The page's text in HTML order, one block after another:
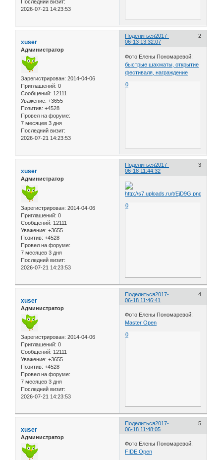
Последний визит:
2026-07-21 14:23:53
Поделиться 2
2017-
06-13 13:32:07
xuser
Администратор
Зарегистрирован: 2014-04-06
Приглашений: 0
Сообщений: 12111
Уважение: +3655
Позитив: +4528
Провел на форуме:
7 месяцев 3 дня
Последний визит:
2026-07-21 14:23:53
Фото Елены Пономаревой:
быстрые шахматы, открытие
фестиваля, награждение
0
Поделиться 3
2017-
06-18 11:44:32
xuser
Администратор
Зарегистрирован: 2014-04-06
Приглашений: 0
Сообщений: 12111
Уважение: +3655
Позитив: +4528
Провел на форуме:
7 месяцев 3 дня
Последний визит:
2026-07-21 14:23:53
0
Поделиться 4
2017-
06-18 11:46:41
xuser
Администратор
Зарегистрирован: 2014-04-06
Приглашений: 0
Сообщений: 12111
Уважение: +3655
Позитив: +4528
Провел на форуме:
7 месяцев 3 дня
Последний визит:
2026-07-21 14:23:53
Фото Елены Пономаревой:
Master Open
0
Поделиться 5
2017-
06-18 11:48:05
xuser
Администратор
Фото Елены Пономаревой:
FIDE Open